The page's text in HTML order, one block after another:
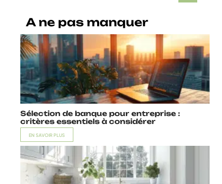
A ne pas manquer
Sélection de banque pour entreprise :
critères essentiels à considérer
EN SAVOIR PLUS